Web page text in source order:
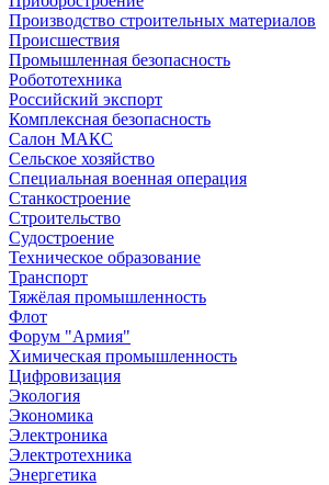
Производство строительных материалов
Происшествия
Промышленная безопасность
Робототехника
Российский экспорт
Комплексная безопасность
Салон МАКС
Сельское хозяйство
Специальная военная операция
Станкостроение
Строительство
Судостроение
Техническое образование
Транспорт
Тяжёлая промышленность
Флот
Форум "Армия"
Химическая промышленность
Цифровизация
Экология
Экономика
Электроника
Электротехника
Энергетика